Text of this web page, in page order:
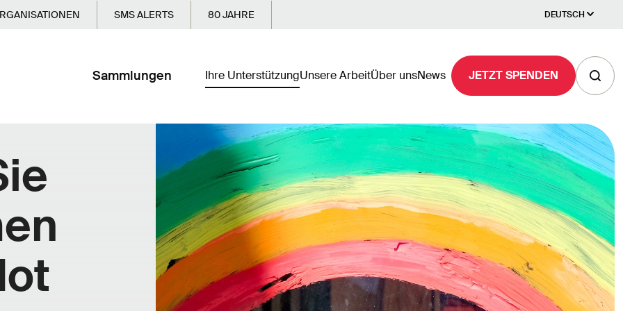
SMS ALERTS 80 JAHRE DEUTSCH
Sammlungen Ihre UnterstützungUnsere ArbeitÜber unsNews JETZT SPENDEN